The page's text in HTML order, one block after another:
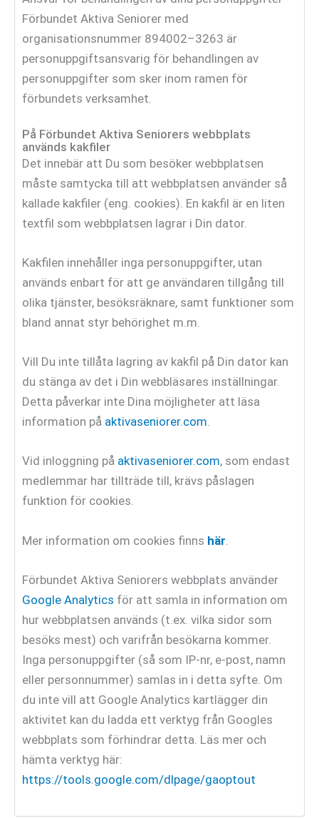
Förbundet Aktiva Seniorer med
organisationsnummer 894002–3263 är
personuppgiftsansvarig för behandlingen av
personuppgifter som sker inom ramen för
förbundets verksamhet.
På Förbundet Aktiva Seniorers webbplats
används kakfiler
Det innebär att Du som besöker webbplatsen
måste samtycka till att webbplatsen använder så
kallade kakfiler (eng. cookies). En kakfil är en liten
textfil som webbplatsen lagrar i Din dator.
Kakfilen innehåller inga personuppgifter, utan
används enbart för att ge användaren tillgång till
olika tjänster, besöksräknare, samt funktioner som
bland annat styr behörighet m.m.
Vill Du inte tillåta lagring av kakfil på Din dator kan
du stänga av det i Din webbläsares inställningar.
Detta påverkar inte Dina möjligheter att läsa
information på aktivaseniorer.com.
Vid inloggning på aktivaseniorer.com, som endast
medlemmar har tillträde till, krävs påslagen
funktion för cookies.
Mer information om cookies finns här
Förbundet Aktiva Seniorers webbplats använder
Google Analytics för att samla in information om
hur webbplatsen används (t.ex. vilka sidor som
besöks mest) och varifrån besökarna kommer.
Inga personuppgifter (så som IP-nr, e-post, namn
eller personnummer) samlas in i detta syfte. Om
du inte vill att Google Analytics kartlägger din
aktivitet kan du ladda ett verktyg från Googles
webbplats som förhindrar detta. Läs mer och
hämta verktyg här:
https://tools.google.com/dlpage/gaoptout